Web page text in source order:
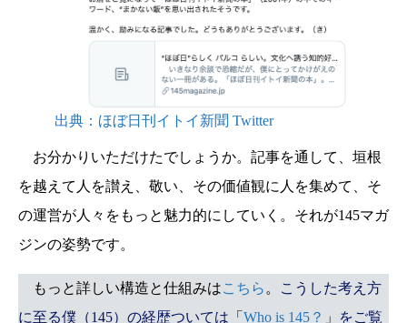
出典：ほぼ日刊イトイ新聞 Twitter
お分かりいただけたでしょうか。記事を通して、垣根
を越えて人を讃え、敬い、その価値観に人を集めて、そ
の運営が人々をもっと魅力的にしていく。それが145マガ
ジンの姿勢です。
もっと詳しい構造と仕組みはこちら 。
こうした考え方
に至る僕（145）の経歴ついては 「 Who is 145？ 」
をご覧